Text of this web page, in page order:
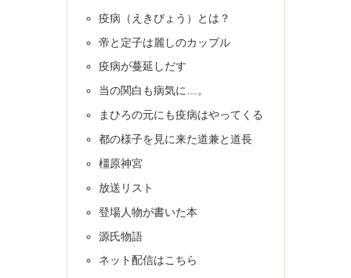
疫病（えきびょう）とは？
帝と定子は麗しのカップル
疫病が蔓延しだす
当の関白も病気に…。
まひろの元にも疫病はやってくる
都の様子を見に来た道兼と道長
橿原神宮
放送リスト
登場人物が書いた本
源氏物語
ネット配信はこちら